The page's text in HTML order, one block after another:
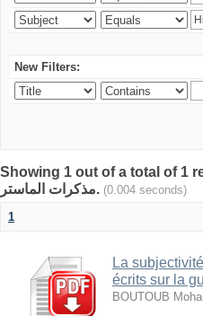
New Filters:
Showing 1 out of a total of 1
مذكرات الماستر.
(0.004 seconds)
1
La
écrits sur la
BOUTOUB